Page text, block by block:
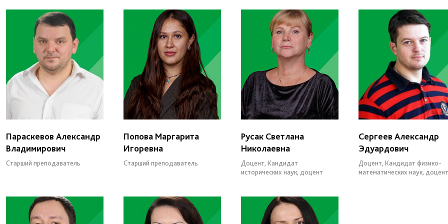
Параскевов Александр
Владимирович
Старший преподаватель
Попова Маргарита
Игоревна
Старший преподаватель
Русак Светлана
Николаевна
Доцент, Кандидат
исторических наук, доцент
Сергеев Александр
Эдуардович
Доцент, Кандидат физико-
математических наук, доцент